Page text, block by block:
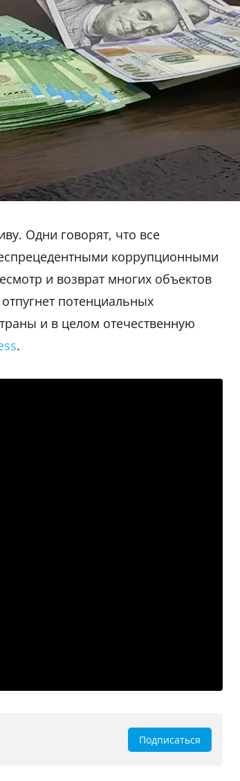
Одни говорят, что все
коррупционными
и возврат многих объектов
потенциальных
и в целом отечественную
.
Подписаться